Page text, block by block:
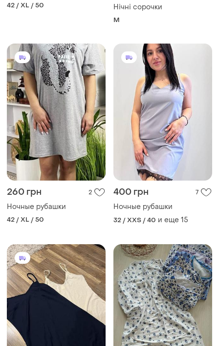
42 / XL / 50 Нічні сорочки
M
260 грн 2
Ночные рубашки
42 / XL / 50
400 грн 7
Ночные рубашки
32 / XXS / 40 и еще 15